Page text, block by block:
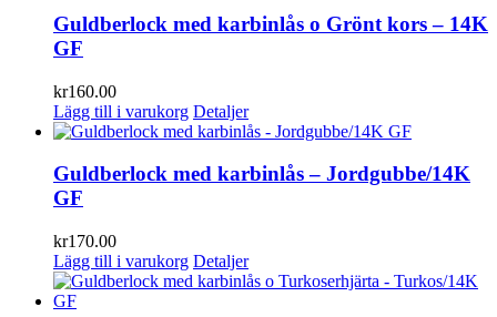
Guldberlock med karbinlås o Grönt kors – 14K
GF
kr160.00
Lägg till i varukorg Detaljer
Guldberlock med karbinlås – Jordgubbe/14K
GF
kr170.00
Lägg till i varukorg Detaljer